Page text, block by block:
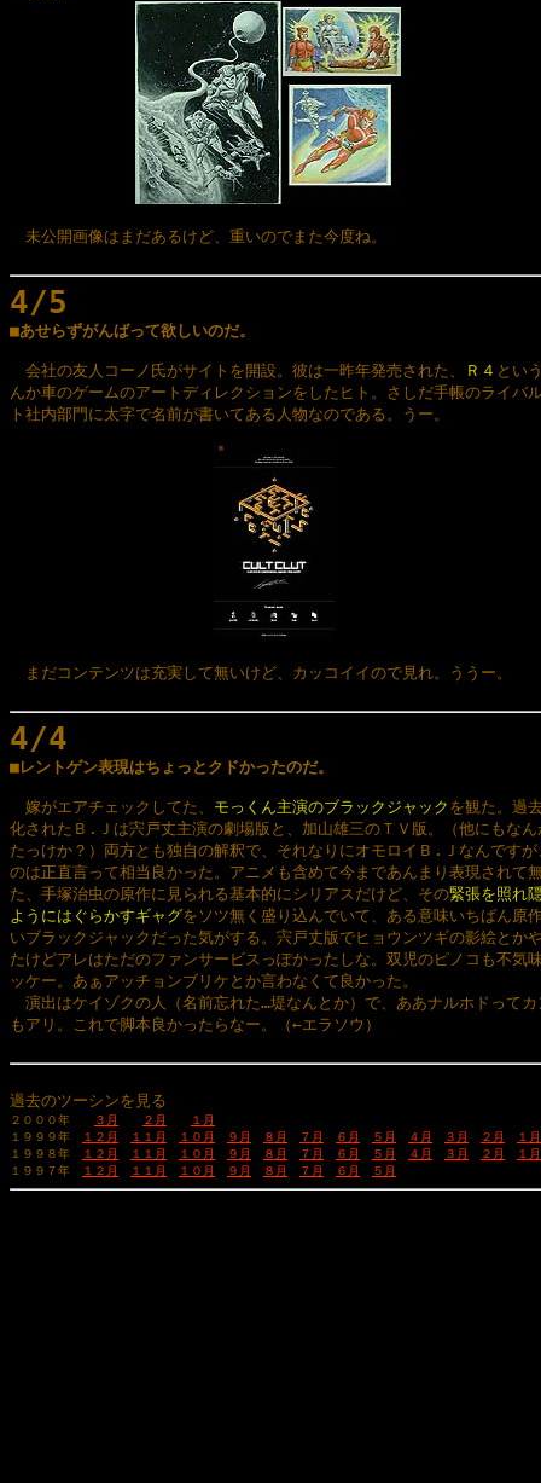
未公開画像はまだあるけど、重いのでまた今度ね。
4/5
■あせらずがんばって欲しいのだ。
会社の友人コーノ氏がサイトを開設。彼は一昨年発売された、 Ｒ４ とい
んか車のゲームのアートディレクションをしたヒト。さしだ手帳のライバ
ト社内部門に太字で名前が書いてある人物なのである。うー。
まだコンテンツは充実して無いけど、カッコイイので見れ。ううー。
4/4
■レントゲン表現はちょっとクドかったのだ。
嫁がエアチェックしてた、 モっくん主演のブラックジャック を観た。過
化されたＢ.Ｊは宍戸丈主演の劇場版と、加山雄三のＴＶ版。（他にもなん
たっけか？）両方とも独自の解釈で、それなりにオモロイＢ.Ｊなんですが
のは正直言って相当良かった。アニメも含めて今まであんまり表現されて
た、手塚治虫の原作に見られる基本的にシリアスだけど、その緊張を照れ
ようにはぐらかすギャグをソツ無く盛り込んでいて、ある意味いちばん原
いブラックジャックだった気がする。宍戸丈版でヒョウンツギの影絵とか
たけどアレはただのファンサービスっぽかったしな。双児のピノコも不気
ッケー。あぁアッチョンブリケとか言わなくて良かった。
演出はケイゾクの人（名前忘れた…堤なんとか）で、ああナルホドってカ
もアリ。これで脚本良かったらなー。（←エラソウ）
過去のツーシンを見る
２０００年 ３月 ２月
１月
１９９９年
１２月 １１月 １０月 ９月 ８月 ７月 ６月 ５月 ４月 ３月 ２月
１月
１９９８年
１２月 １１月 １０月 ９月 ８月 ７月 ６月 ５月 ４月 ３月 ２月
１月
１９９７年
１２月 １１月 １０月 ９月 ８月 ７月 ６月 ５月